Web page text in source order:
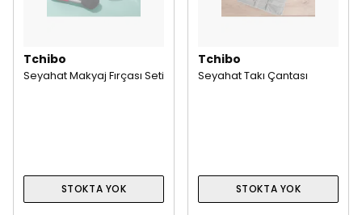
Tchibo
Seyahat Makyaj Fırçası Seti
STOKTA YOK
Tchibo
Seyahat Takı Çantası
STOKTA YOK